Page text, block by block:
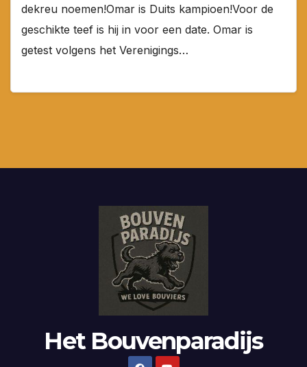
dekreu noemen!Omar is Duits kampioen!Voor de
geschikte teef is hij in voor een date. Omar is
getest volgens het Verenigings…
Het Bouvenparadijs